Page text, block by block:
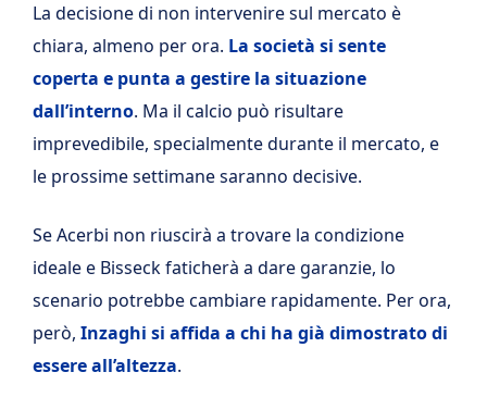
La decisione di non intervenire sul mercato è
chiara, almeno per ora. La società si sente
coperta e punta a gestire la situazione
dall’interno. Ma il calcio può risultare
imprevedibile, specialmente durante il mercato, e
le prossime settimane saranno decisive.
Se Acerbi non riuscirà a trovare la condizione
ideale e Bisseck faticherà a dare garanzie, lo
scenario potrebbe cambiare rapidamente. Per ora,
però, Inzaghi si affida a chi ha già dimostrato di
essere all’altezza.